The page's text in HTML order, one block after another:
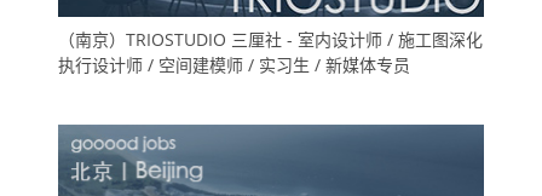
（南京）TRIOSTUDIO 三厘社 - 室内设计师 / 施工图深化
执行设计师 / 空间建模师 / 实习生 / 新媒体专员